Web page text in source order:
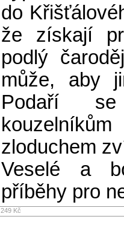
do
že získají
podlý
může, aby
Podaří
zloduchem
Veselé a
příběhy pro
249 Kč